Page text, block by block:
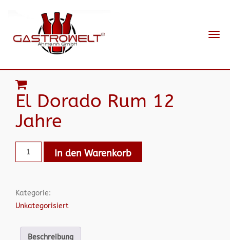
El Dorado Rum 12
Jahre
In den Warenkorb
Kategorie:
Unkategorisiert
Beschreibung